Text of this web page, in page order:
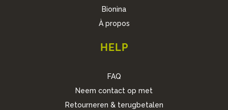
Bionina
À propos
HELP
FAQ
Neem contact op met
Retourneren & terugbetalen